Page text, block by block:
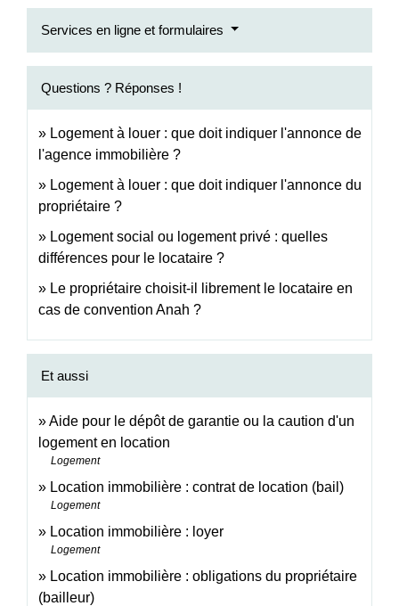
Services en ligne et formulaires
Questions ? Réponses !
Logement à louer : que doit indiquer l'annonce de
l'agence immobilière ?
Logement à louer : que doit indiquer l'annonce du
propriétaire ?
Logement social ou logement privé : quelles
différences pour le locataire ?
Le propriétaire choisit-il librement le locataire en
cas de convention Anah ?
Et aussi
Aide pour le dépôt de garantie ou la caution d'un
logement en location
Logement
Location immobilière : contrat de location (bail)
Logement
Location immobilière : loyer
Logement
Location immobilière : obligations du propriétaire
(bailleur)